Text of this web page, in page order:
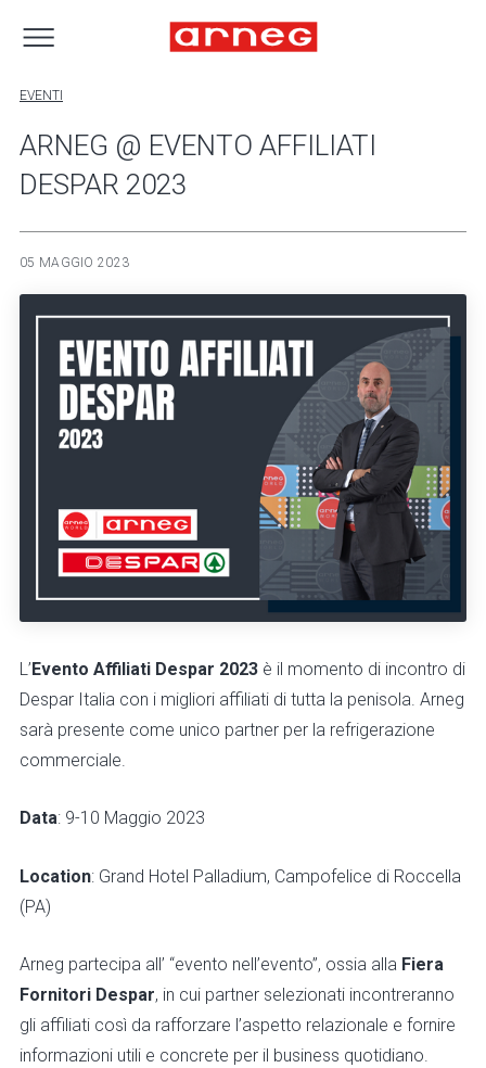
EVENTI
ARNEG @ EVENTO AFFILIATI
DESPAR 2023
05 MAGGIO 2023
L’ Evento Affiliati Despar 2023 è il momento di incontro di
Despar Italia con i migliori affiliati di tutta la penisola. Arneg
sarà presente come unico partner per la refrigerazione
commerciale.
Data: 9-10 Maggio 2023
Location: Grand Hotel Palladium, Campofelice di Roccella
(PA)
Arneg partecipa all’ “evento nell’evento”, ossia alla Fiera
Fornitori Despar, in cui partner selezionati incontreranno
gli affiliati così da rafforzare l’aspetto relazionale e fornire
informazioni utili e concrete per il business quotidiano.